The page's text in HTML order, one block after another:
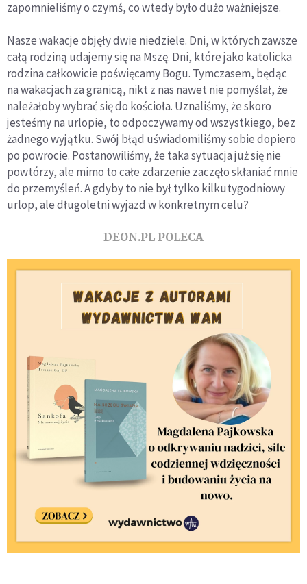
zapomnieliśmy o czymś, co wtedy było dużo ważniejsze.
Nasze wakacje objęły dwie niedziele. Dni, w których zawsze
całą rodziną udajemy się na Mszę. Dni, które jako katolicka
rodzina całkowicie poświęcamy Bogu. Tymczasem, będąc
na wakacjach za granicą, nikt z nas nawet nie pomyślał, że
należałoby wybrać się do kościoła. Uznaliśmy, że skoro
jesteśmy na urlopie, to odpoczywamy od wszystkiego, bez
żadnego wyjątku. Swój błąd uświadomiliśmy sobie dopiero
po powrocie. Postanowiliśmy, że taka sytuacja już się nie
powtórzy, ale mimo to całe zdarzenie zaczęło skłaniać mnie
do przemyśleń. A gdyby to nie był tylko kilkutygodniowy
urlop, ale długoletni wyjazd w konkretnym celu?
DEON.PL POLECA